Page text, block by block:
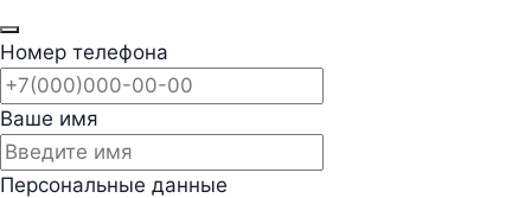
Номер телефона
Ваше имя
Персональные данные